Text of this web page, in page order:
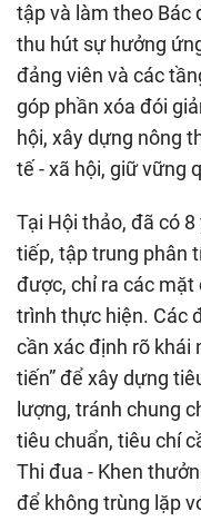
tập và làm theo Bác
thu hút sự hưởng
đảng viên và các
góp phần xóa đói
hội, xây dựng nông
tế - xã hội, giữ vững
Tại Hội thảo, đã có
tiếp, tập trung phân
được, chỉ ra các mặt
trình thực hiện. Các
cần xác định rõ khái
tiến” để xây dựng
lượng, tránh chung
tiêu chuẩn, tiêu chí
Thi đua - Khen
để không trùng lặp